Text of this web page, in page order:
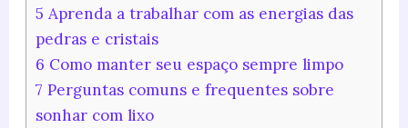
5 Aprenda a trabalhar com as energias das
pedras e cristais
6 Como manter seu espaço sempre limpo
7 Perguntas comuns e frequentes sobre
sonhar com lixo